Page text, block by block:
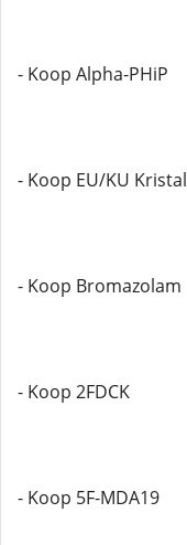
- Koop Alpha-PHiP
- Koop EU/KU Kristal
- Koop Bromazolam
- Koop 2FDCK
- Koop 5F-MDA19